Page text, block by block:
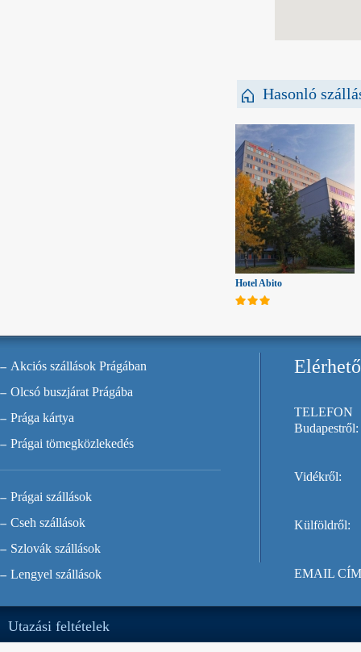
Hasonló
Hotel Abito
Akciós szállások Prágában
Olcsó buszjárat Prágába
Prága kártya
Prágai tömegközlekedés
Prágai szállások
Cseh szállások
Szlovák szállások
Lengyel szállások
TELEFON
Budapestről:
Vidékről:
Külföldről:
EMAIL
Utazási feltételek